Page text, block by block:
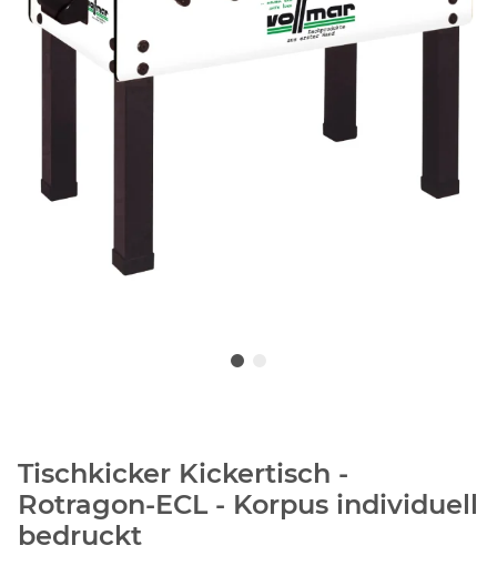
Tischkicker Kickertisch -
Rotragon-ECL - Korpus individuell
bedruckt